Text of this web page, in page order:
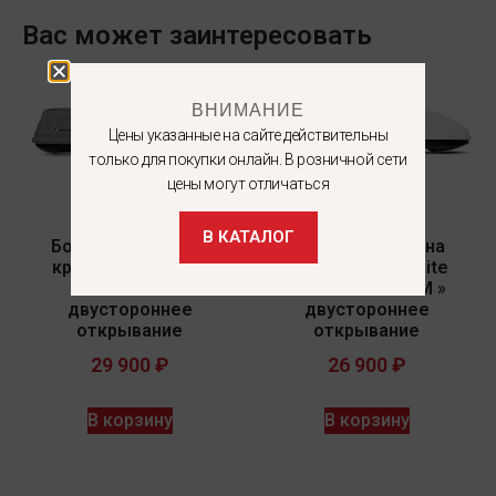
Вас может заинтересовать
Бокс-багажник на
крышу Аэро Black
двустороннее
открывание
29 900 ₽
В корзину
Бокс-багажник на
крышу АЭРО White
«TURINO MEDIUM »
двустороннее
открывание
26 900 ₽
В корзину
ВНИМАНИЕ
Цены указанные на сайте действительны
только для покупки онлайн. В розничной сети
цены могут отличаться
В КАТАЛОГ